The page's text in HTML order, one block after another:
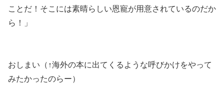
ことだ！そこには素晴らしい恩寵が用意されているのだか
ら！」
おしまい（↑海外の本に出てくるような呼びかけをやって
みたかったのらー）